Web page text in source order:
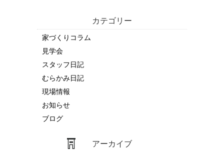
カテゴリー
家づくりコラム
見学会
スタッフ日記
むらかみ日記
現場情報
お知らせ
ブログ
アーカイブ